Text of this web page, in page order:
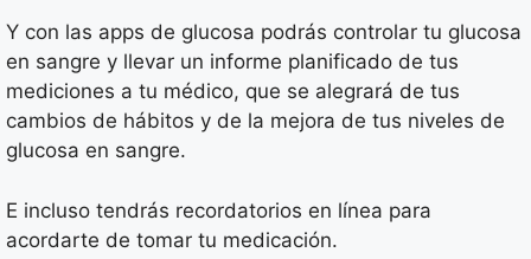
Y con las apps de glucosa podrás controlar tu glucosa
en sangre y llevar un informe planificado de tus
mediciones a tu médico, que se alegrará de tus
cambios de hábitos y de la mejora de tus niveles de
glucosa en sangre.
E incluso tendrás recordatorios en línea para
acordarte de tomar tu medicación.